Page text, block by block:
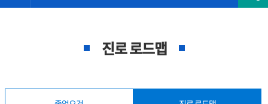
진로 로드맵